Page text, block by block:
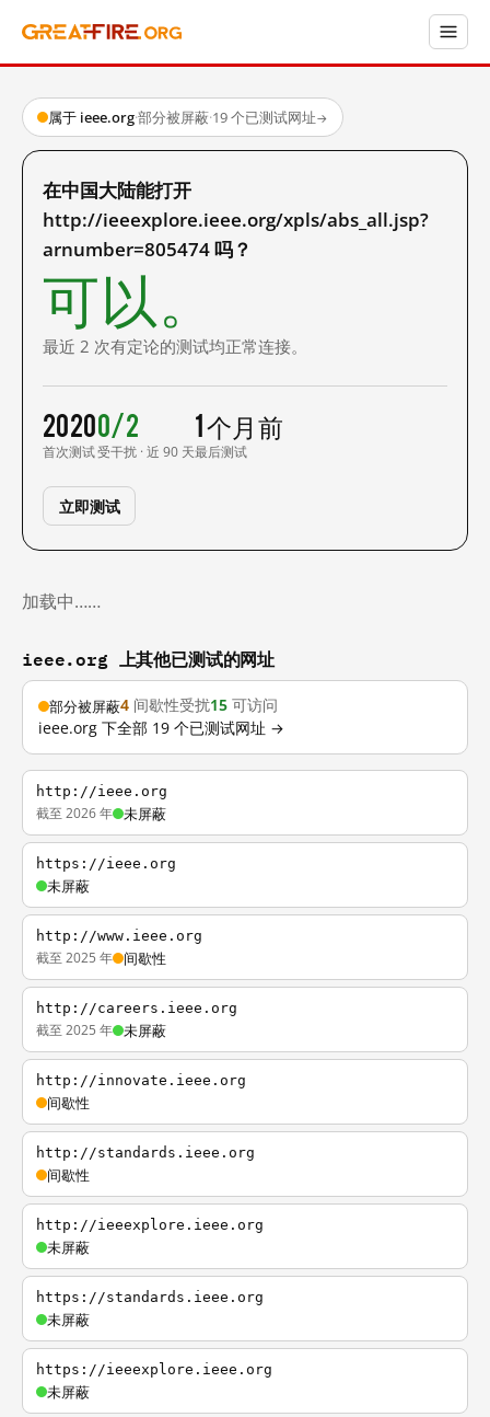
属于 ieee.org·部分被屏蔽·19 个已测试网址→
在中国大陆能打开
http://ieeexplore.ieee.org/xpls/abs_all.jsp?
arnumber=805474 吗？
可以。
最近 2 次有定论的测试均正常连接。
2020
首次测试
0/2
受干扰 · 近 90 天
1 个月前
最后测试
立即测试
加载中……
ieee.org 上其他已测试的网址
部分被屏蔽4 间歇性受扰15 可访问
ieee.org 下全部 19 个已测试网址 →
http://ieee.org
截至 2026 年 未屏蔽
https://ieee.org
未屏蔽
http://www.ieee.org
截至 2025 年 间歇性
http://careers.ieee.org
截至 2025 年 未屏蔽
http://innovate.ieee.org
间歇性
http://standards.ieee.org
间歇性
http://ieeexplore.ieee.org
未屏蔽
https://standards.ieee.org
未屏蔽
https://ieeexplore.ieee.org
未屏蔽